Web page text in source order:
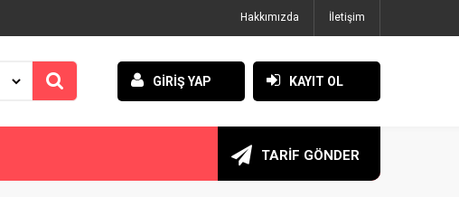
Hakkımızda İletişim
GİRİŞ YAP KAYIT OL
TARİF GÖNDER